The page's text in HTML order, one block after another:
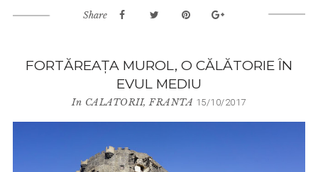
Share
FORTĂREAȚA MUROL, O CĂLĂTORIE ÎN
EVUL MEDIU
In CALATORII,FRANTA 15/10/2017